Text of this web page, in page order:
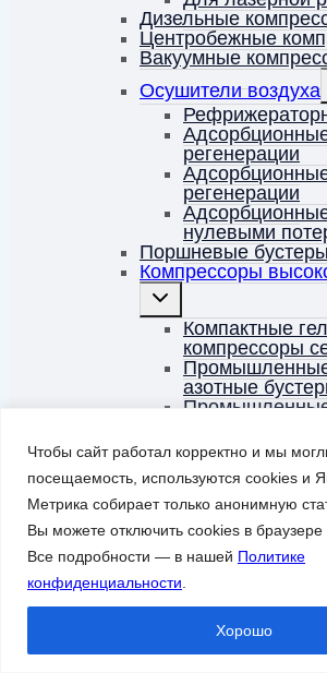
Чтобы сайт работал корректно и мы
посещаемость, используются cookies и
Метрика собирает только анонимную
Вы можете отключить cookies в браузере
Все подробности — в нашей Политике
конфиденциальности
Хорошо
Дизельные
Центробежные
Вакуумные
Осушители воздуха
регенерации
регенерации
нулевыми
Поршневые
Компрессоры
Переключить
дочернее
менюКомпактные
компрессоры
азотные
давления
Безмасляные
компрессоры
азота серии
Гелиевые
высокого
Дожимные
воздуха и
Компрессоры
давления
Компрессоры
серии MCH